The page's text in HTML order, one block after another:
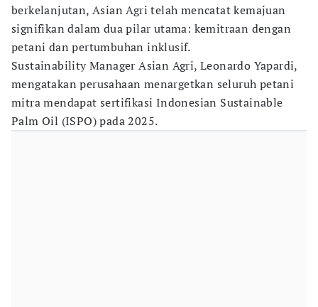
berkelanjutan, Asian Agri telah mencatat kemajuan
signifikan dalam dua pilar utama: kemitraan dengan
petani dan pertumbuhan inklusif.
Sustainability Manager Asian Agri, Leonardo Yapardi,
mengatakan perusahaan menargetkan seluruh petani
mitra mendapat sertifikasi Indonesian Sustainable
Palm Oil (ISPO) pada 2025.